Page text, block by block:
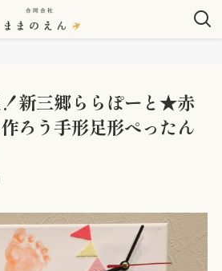
！新三郷ららぽーと★赤
ろう手形足形ぺったん